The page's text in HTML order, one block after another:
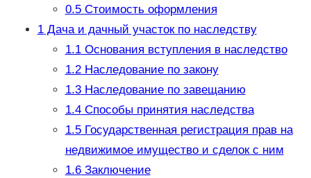
0.5Стоимость оформления
1Дача и дачный участок по наследству
1.1Основания вступления в наследство
1.2Наследование по закону
1.3Наследование по завещанию
1.4Способы принятия наследства
1.5Государственная регистрация прав на
недвижимое имущество и сделок с ним
1.6Заключение